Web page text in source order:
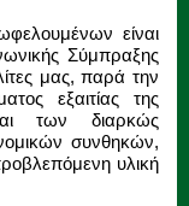
είναι
Σύμπραξης
μας, παρά την
εξαιτίας της
των διαρκώς
συνθηκών,
υλική